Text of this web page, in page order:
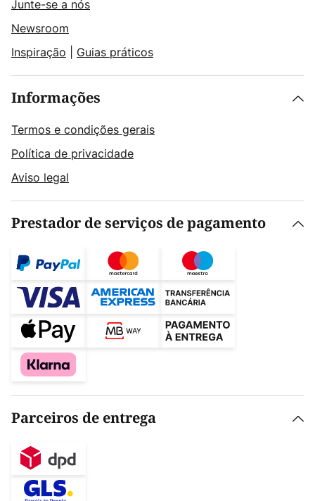
Junte-se a nós
Newsroom
Inspiração
Guias práticos
Informações
Termos e condições gerais
Política de privacidade
Aviso legal
Prestador de serviços de pagamento
Parceiros de entrega